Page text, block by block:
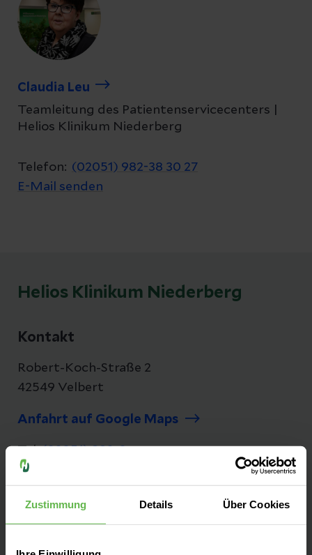
Zustimmung Details Über Cookies
Claudia Leu
Teamleitung des Patientenservicecenters |
Helios Klinikum Niederberg
Telefon: (02051) 982-38 30 27
E-Mail senden
Helios Klinikum Niederberg
Kontakt
Robert-Koch-Straße 2
42549 Velbert
Anfahrt auf Google Maps
Tel:(02051) 982-0
E-Mail senden